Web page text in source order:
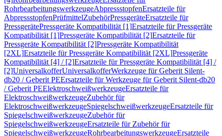
RohrbearbeitungswerkzeugeAbpressstopfenErsatzteile für
AbpressstopfenPrüfmittelZubehörPressgeräteErsatzteile für
PressgerätePressgeräte Kompatibilität [1]Ersatzteile für Pressgeräte
Kompatibilität [1]Pressgeräte Kompatibilität [2]Ersatzteile für
Pressgeräte Kompatibilität [2]Pressgeräte Kompatibilität
[2XL]Ersatzteile für Pressgeräte Kompatibilität [2XL]Pressgeräte
Kompatibilität [4] / [2]Ersatzteile für Pressgeräte Kompatibilität [4] /
[2]UniversalkofferUniversalkofferWerkzeuge für Geberit Silent-
db20 / Geberit PEErsatzteile für Werkzeuge für Geberit Silent-db20
/ Geberit PEElektroschweißwerkzeugeErsatzteile für
ElektroschweißwerkzeugeZubehör für
ElektroschweißwerkzeugeSpiegelschweißwerkzeugeErsatzteile für
SpiegelschweißwerkzeugeZubehör für
SpiegelschweißwerkzeugeErsatzteile für Zubehör für
SpiegelschweißwerkzeugeRohrbearbeitungswerkzeugeErsatzteile